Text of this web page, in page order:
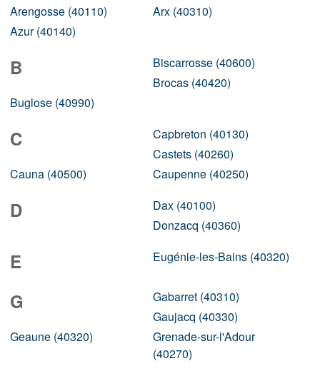
Arengosse (40110)
Arx (40310)
Azur (40140)
B
Biscarrosse (40600)
Brocas (40420)
Buglose (40990)
C
Capbreton (40130)
Castets (40260)
Cauna (40500)
Caupenne (40250)
D
Dax (40100)
Donzacq (40360)
E Eugénie-les-Bains (40320)
G
Gabarret (40310)
Gaujacq (40330)
Geaune (40320)
Grenade-sur-l'Adour
(40270)